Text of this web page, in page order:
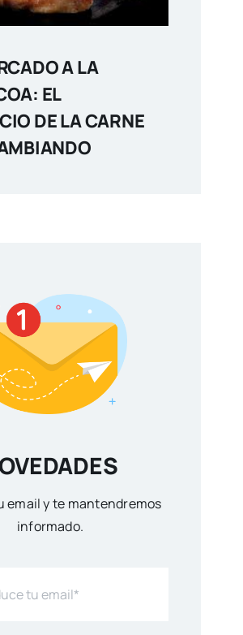
A LA
EL
DE LA CARNE
email y te mantendremos
informado.